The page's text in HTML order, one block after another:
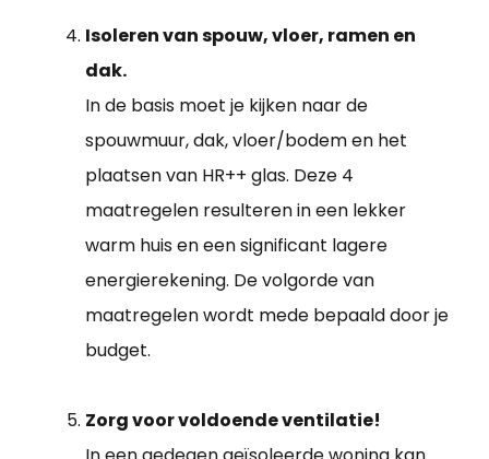
Isoleren van spouw, vloer, ramen en
dak.
In de basis moet je kijken naar de
spouwmuur, dak, vloer/bodem en het
plaatsen van HR++ glas. Deze 4
maatregelen resulteren in een lekker
warm huis en een significant lagere
energierekening. De volgorde van
maatregelen wordt mede bepaald door je
budget.
Zorg voor voldoende ventilatie!